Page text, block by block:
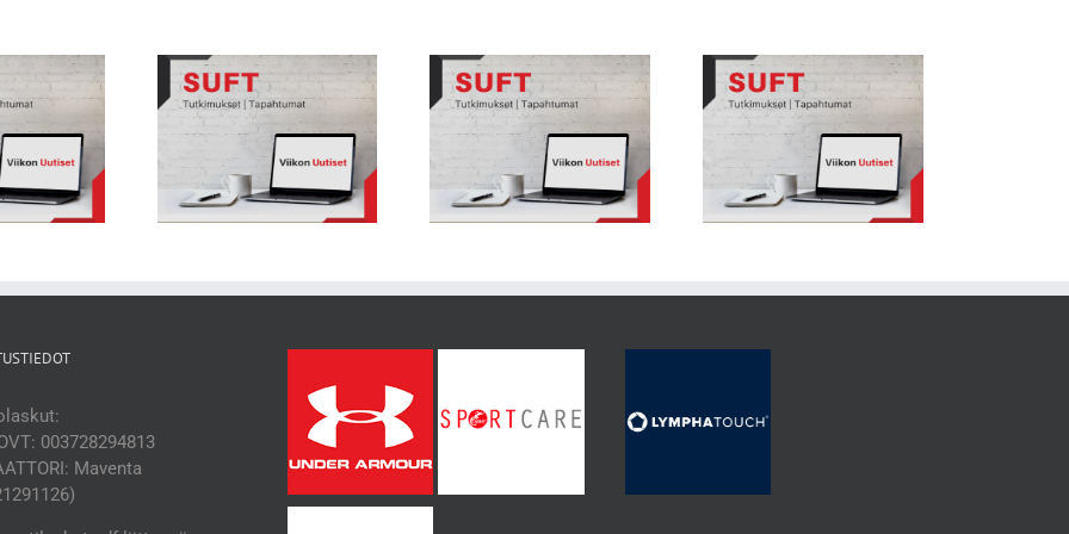
Uutiset 72: Tennispelaajien
on aiempaa pidempi
Viikon Uutiset 71: Suositukset lasten
ja nuorten liikuntavammojen
ehkäisemiseksi
Viikon Uutiset 70: Vammoja
ehkäisevät ohjelmat eivät aina toimi
Viikon Uutiset 74: Puoliero ei aina
lisää vammariskiä
003728294813
Maventa